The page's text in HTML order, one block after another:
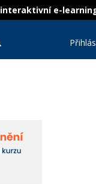
interaktivní e-